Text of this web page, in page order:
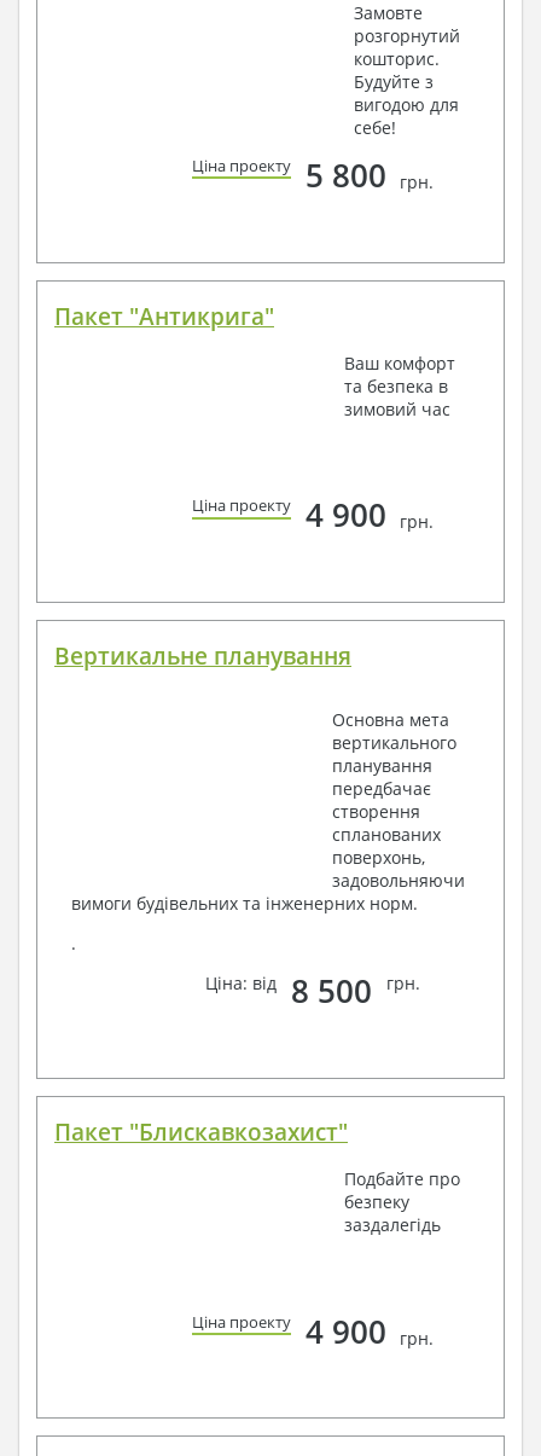
Замовте
розгорнутий
кошторис.
Будуйте з
вигодою для
себе!
Ціна проекту 5 800 грн.
Пакет "Антикрига"
Ваш комфорт
та безпека в
зимовий час
Ціна проекту 4 900 грн.
Вертикальне планування
Основна мета
вертикального
планування
передбачає
створення
спланованих
поверхонь,
задовольняючи
вимоги будівельних та інженерних норм.
.
Ціна: від
8 500 грн.
Пакет "Блискавкозахист"
Подбайте про
безпеку
заздалегідь
Ціна проекту 4 900 грн.